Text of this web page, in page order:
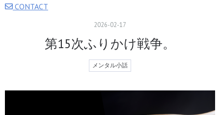
CONTACT
2026-02-17
第15次ふりかけ戦争。
メンタル小話